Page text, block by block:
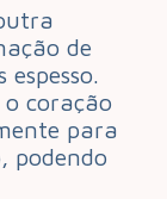
de
o coração
para
podendo